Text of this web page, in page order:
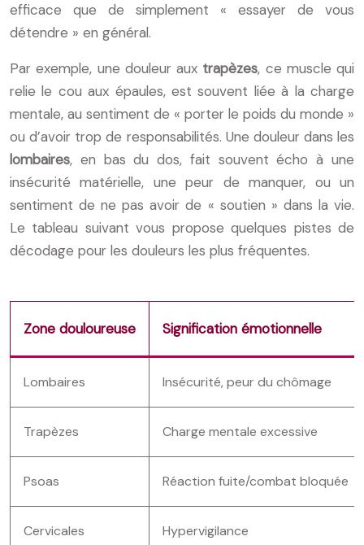
efficace que de simplement « essayer de vous
détendre » en général.
Par exemple, une douleur aux trapèzes, ce muscle qui
relie le cou aux épaules, est souvent liée à la charge
mentale, au sentiment de « porter le poids du monde »
ou d’avoir trop de responsabilités. Une douleur dans les
lombaires, en bas du dos, fait souvent écho à une
insécurité matérielle, une peur de manquer, ou un
sentiment de ne pas avoir de « soutien » dans la vie.
Le tableau suivant vous propose quelques pistes de
décodage pour les douleurs les plus fréquentes.
Zone douloureuse Signification émotionnelle
Lombaires Insécurité, peur du chômage
Trapèzes Charge mentale excessive
Psoas Réaction fuite/combat bloquée
Cervicales Hypervigilance